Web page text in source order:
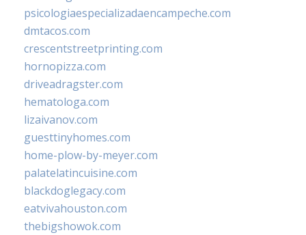
psicologiaespecializadaencampeche.com
dmtacos.com
crescentstreetprinting.com
hornopizza.com
driveadragster.com
hematologa.com
lizaivanov.com
guesttinyhomes.com
home-plow-by-meyer.com
palatelatincuisine.com
blackdoglegacy.com
eatvivahouston.com
thebigshowok.com